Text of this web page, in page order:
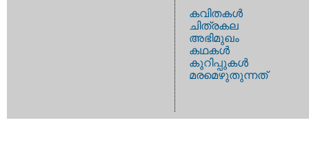
കവിതകള്‍
ചിത്രകല
അഭിമുഖം
കഥകള്‍
കുറിപ്പുകള്‍
മരമെഴുതുന്നത്